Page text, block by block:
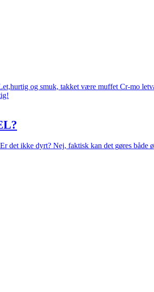
og smuk, takket være muffet Cr-mo
det ikke dyrt? Nej, faktisk kan det gøres